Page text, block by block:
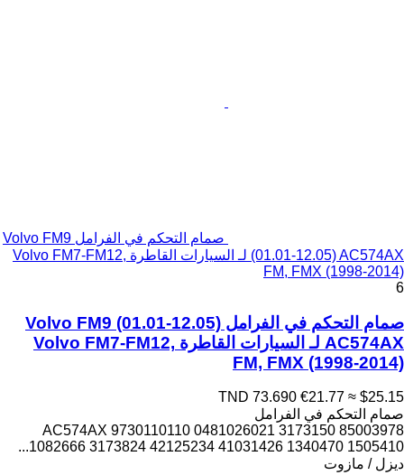
صمام التحكم في الفرامل Volvo FM9
(01.01-12.05) AC574AX لـ السيارات القاطرة Volvo FM7-FM12,
FM, FMX (1998-2014)
6
صمام التحكم في الفرامل Volvo FM9 (01.01-12.05)
AC574AX لـ السيارات القاطرة Volvo FM7-FM12,
FM, FMX (1998-2014)
TND 73.690 €21.77 ≈ $25.15
صمام التحكم في الفرامل
AC574AX 9730110110 0481026021 3173150 85003978
1082666 3173824 42125234 41031426 1340470 1505410...
ديزل / مازوت